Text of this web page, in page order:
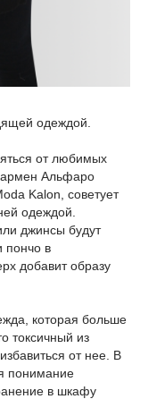
одеждой.
от любимых
Альфаро
Kalon, советует
одеждой.
джинсы будут
пончо в
добавит образу
которая больше
токсичный из
от нее. В
понимание
в шкафу